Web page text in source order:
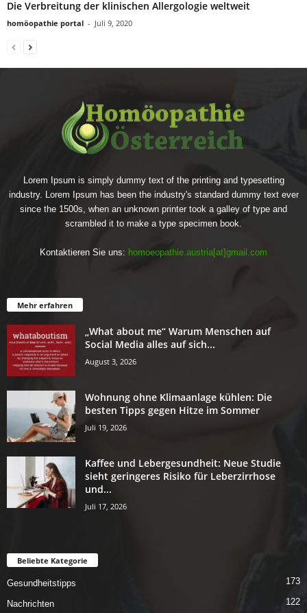
Die Verbreitung der klinischen Allergologie weltweit
homöopathie portal - Juli 9, 2020
Lorem Ipsum is simply dummy text of the printing and typesetting
industry. Lorem Ipsum has been the industry's standard dummy text ever
since the 1500s, when an unknown printer took a galley of type and
scrambled it to make a type specimen book.
Kontaktieren Sie uns: homoeopathie.austria[at]gmail.com
Mehr erfahren
„What about me“ Warum Menschen auf
Social Media alles auf sich...
August 3, 2026
Wohnung ohne Klimaanlage kühlen: Die
besten Tipps gegen Hitze im Sommer
Juli 19, 2026
Kaffee und Lebergesundheit: Neue Studie
sieht geringeres Risiko für Leberzirrhose
und...
Juli 17, 2026
Beliebte Kategorie
Gesundheitstipps 173
Nachrichten 122